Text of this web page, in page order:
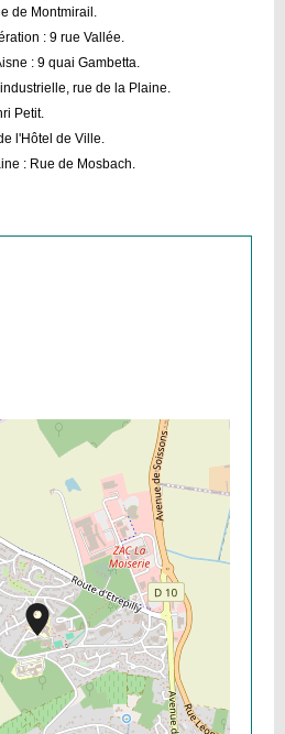
de Montmirail.
: 9 rue Vallée.
: 9 quai Gambetta.
rue de la Plaine.
Petit.
l'Hôtel de Ville.
: Rue de Mosbach.